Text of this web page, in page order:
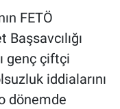
FETÖ
genç çiftçi
iddialarını
dönemde